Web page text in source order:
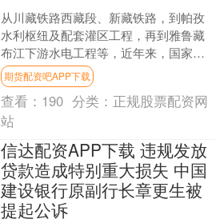
从川藏铁路西藏段、新藏铁路，到帕孜
水利枢纽及配套灌区工程，再到雅鲁藏
布江下游水电工程等，近年来，国家在
西藏布局了一系列重大建设工程。 这些
重大工程对于促进区域经....
期货配资吧APP下载
查看： 190 分类： 正规股票配资网
站
信达配资APP下载 违规发放
贷款造成特别重大损失 中国
建设银行原副行长章更生被
提起公诉